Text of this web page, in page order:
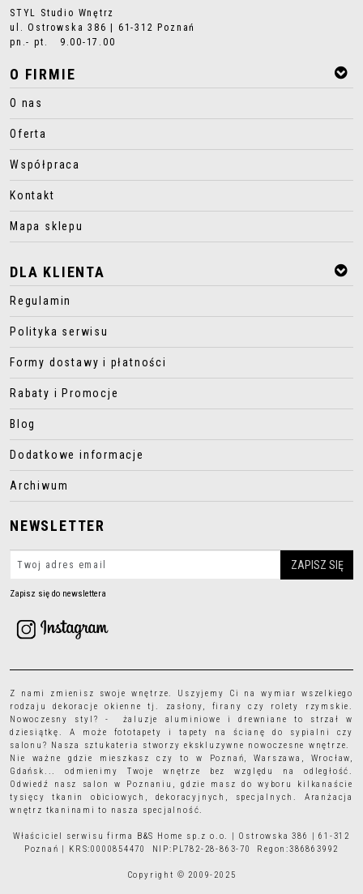
STYL Studio Wnętrz
ul. Ostrowska 386 | 61-312 Poznań
pn.- pt. 9.00-17.00
O FIRMIE
O nas
Oferta
Współpraca
Kontakt
Mapa sklepu
DLA KLIENTA
Regulamin
Polityka serwisu
Formy dostawy i płatności
Rabaty i Promocje
Blog
Dodatkowe informacje
Archiwum
NEWSLETTER
Zapisz się do newslettera
Z nami zmienisz swoje wnętrze. Uszyjemy Ci na wymiar wszelkiego
rodzajudekoracje okienne tj. zasłony, firany czy rolety rzymskie.
Nowoczesny styl? - żaluzje aluminiowe i drewniane to strzał w
dziesiątkę. A może fototapety i tapety
na ścianę do sypialni czy
salonu? Nasza sztukateria stworzy ekskluzywne nowoczesne wnętrze.
Nie ważne gdzie mieszkasz czy to w Poznań, Warszawa, Wrocław,
Gdańsk... odmienimy Twoje wnętrze bez względu na odległość.
Odwiedź nasz salon w Poznaniu, gdzie masz do wyboru kilkanaście
tysięcytkanin obiciowych , dekoracyjnych, specjalnych. Aranżacja
wnętrz tkaninami to nasza specjalność.
Właściciel serwisu firma B&S Home sp.z o.o. | Ostrowska 386 | 61-312
Poznań | KRS:0000854470 NIP:PL782-28-863-70 Regon:386863992
Copyright © 2009-2025